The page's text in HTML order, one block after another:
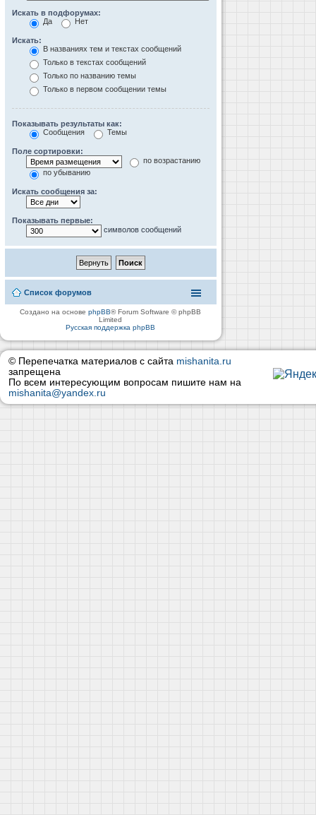
Искать в подфорумах:
Да
Нет
Искать:
В названиях тем и текстах сообщений
Только в текстах сообщений
Только по названию темы
Только в первом сообщении темы
Показывать результаты как:
Сообщения
Темы
Поле сортировки:
по возрастанию
по убыванию
Искать сообщения за:
Показывать первые:
символов сообщений
Список форумов
Создано на основеphpBB® Forum Software © phpBB
Limited
Русская поддержка phpBB
© Перепечатка материалов с сайта mishanita.ru
запрещена
По всем интересующим вопросам пишите нам на
mishanita@yandex.ru